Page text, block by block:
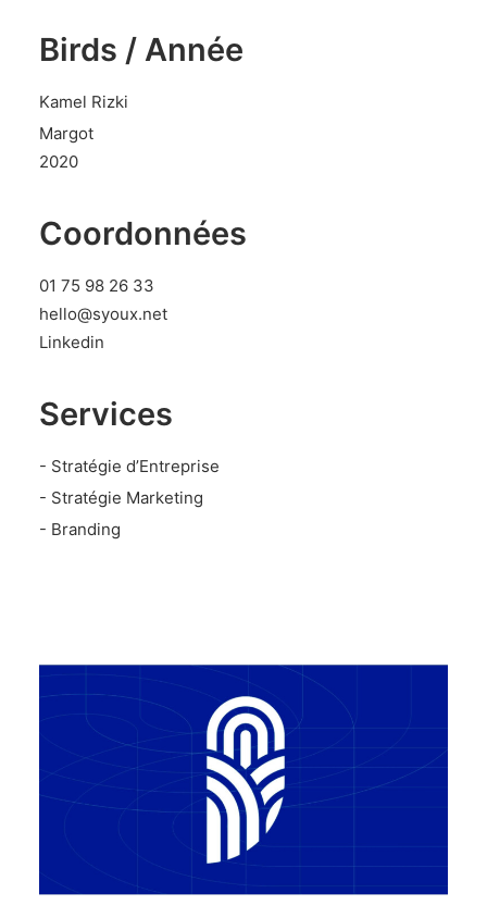
Birds / Année
Kamel Rizki
Margot
2020
Coordonnées
01 75 98 26 33
hello@syoux.net
Linkedin
Services
- Stratégie d’Entreprise
- Stratégie Marketing
- Branding